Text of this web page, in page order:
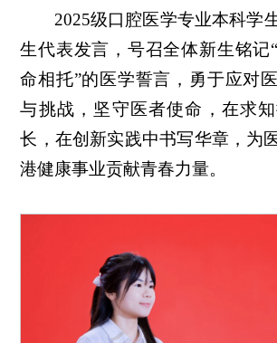
2025级口腔医学专业本科学
生代表发言，号召全体新生铭记
命相托”的医学誓言，勇于应对
与挑战，坚守医者使命，在求
长，在创新实践中书写华章，为
港健康事业贡献青春力量。